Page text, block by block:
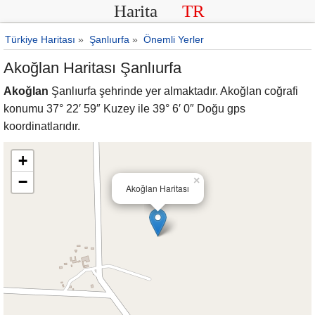
Harita TR
Türkiye Haritası » Şanlıurfa » Önemli Yerler
Akoğlan Haritası Şanlıurfa
Akoğlan Şanlıurfa şehrinde yer almaktadır. Akoğlan coğrafi
konumu 37° 22′ 59″ Kuzey ile 39° 6′ 0″ Doğu gps
koordinatlarıdır.
Akoğlan Haritası
×
+
−